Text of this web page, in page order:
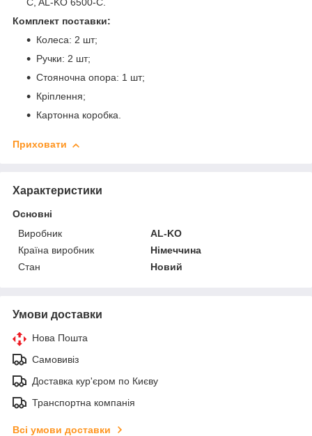
C, AL-KO 6500-C.
Комплект поставки:
Колеса: 2 шт;
Ручки: 2 шт;
Стояночна опора: 1 шт;
Кріплення;
Картонна коробка.
Приховати
Характеристики
Основні
Виробник
AL-KO
Країна виробник
Німеччина
Стан
Новий
Умови доставки
Нова Пошта
Самовивіз
Доставка кур'єром по Києву
Транспортна компанія
Всі умови доставки